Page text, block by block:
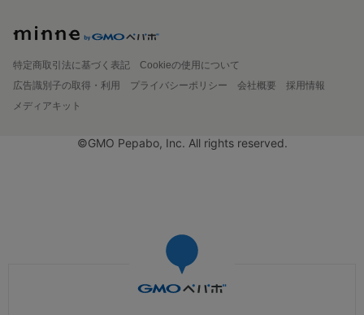
特定商取引法に基づく表記
Cookieの使用について
広告識別子の取得・利用
プライバシーポリシー 会社概要
採用情報
メディアキット
©GMO Pepabo, Inc. All rights reserved.